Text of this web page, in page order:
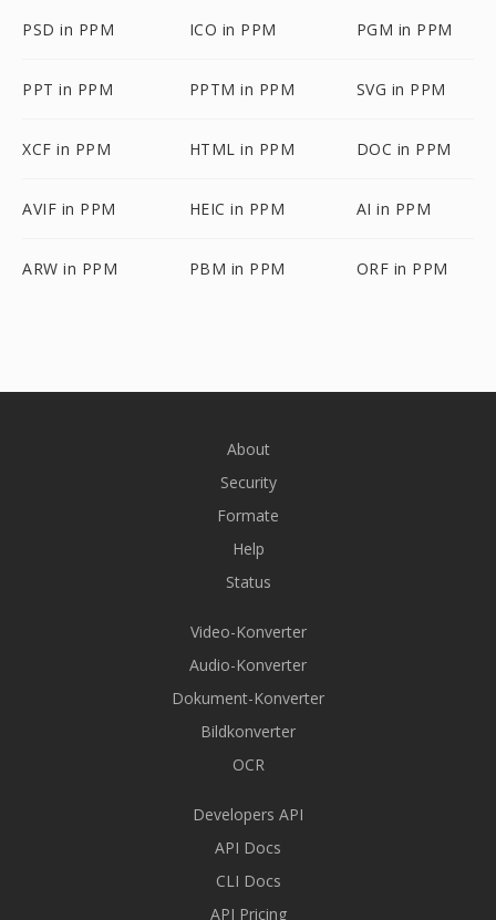
PSD in PPM ICO in PPM PGM in PPM
PPT in PPM PPTM in PPM SVG in PPM
XCF in PPM HTML in PPM DOC in PPM
AVIF in PPM HEIC in PPM AI in PPM
ARW in PPM PBM in PPM ORF in PPM
About
Security
Formate
Help
Status
Video-Konverter
Audio-Konverter
Dokument-Konverter
Bildkonverter
OCR
Developers API
API Docs
CLI Docs
API Pricing